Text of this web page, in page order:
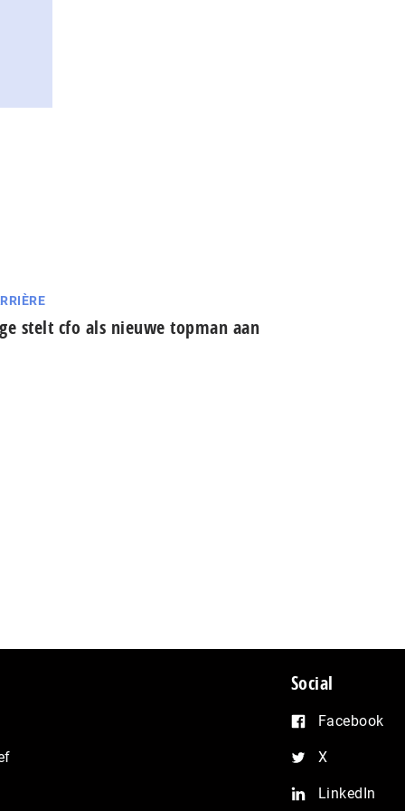
stelt cfo als nieuwe topman aan
Social
Facebook
X
LinkedIn